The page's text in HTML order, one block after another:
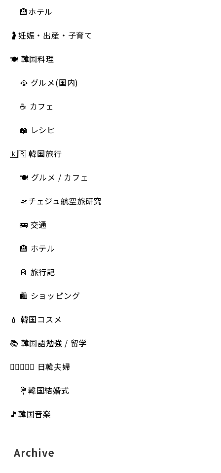
🏨ホテル
🤰妊娠・出産・子育て
🍽 韓国料理
🥘 グルメ(国内)
☕️ カフェ
📖 レシピ
🇰🇷 韓国旅行
🍽 グルメ / カフェ
🛫チェジュ航空旅研究
🚌 交通
🏨 ホテル
📔 旅行記
🛍️ ショッピング
💄 韓国コスメ
📚 韓国語勉強 / 留学
👩🏻‍❤️‍👨🏻 日韓夫婦
💐韓国結婚式
🎵韓国音楽
Archive